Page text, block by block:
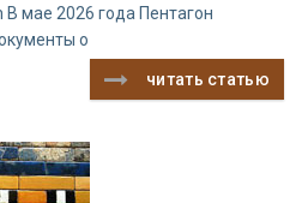
мае 2026 года Пентагон
о
читать статью